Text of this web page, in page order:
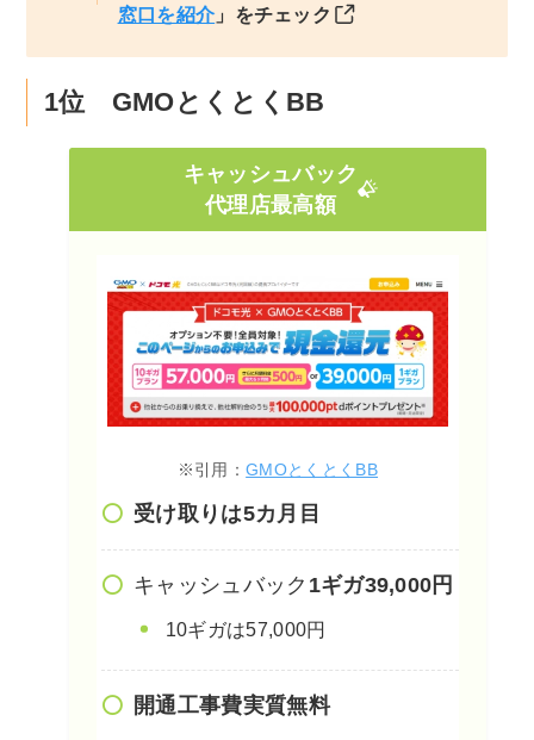
窓口を紹介」をチェック
1位 GMOとくとくBB
キャッシュバック
代理店最高額
※引用：GMOとくとくBB
受け取りは5カ月目
キャッシュバック 1ギガ39,000円
10ギガは57,000円
開通工事費実質無料